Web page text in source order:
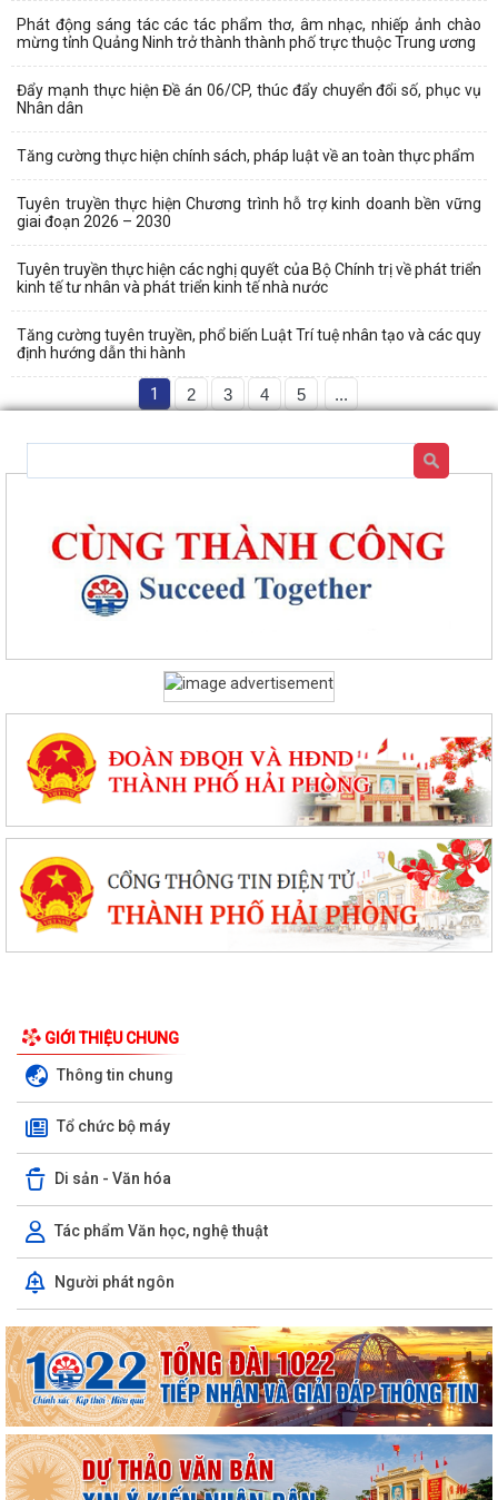
Phát động sáng tác các tác phẩm thơ, âm nhạc, nhiếp ảnh chào
mừng tỉnh Quảng Ninh trở thành thành phố trực thuộc Trung ương
Đẩy mạnh thực hiện Đề án 06/CP, thúc đẩy chuyển đổi số, phục vụ
Nhân dân
Tăng cường thực hiện chính sách, pháp luật về an toàn thực phẩm
Tuyên truyền thực hiện Chương trình hỗ trợ kinh doanh bền vững
giai đoạn 2026 – 2030
Tuyên truyền thực hiện các nghị quyết của Bộ Chính trị về phát triển
kinh tế tư nhân và phát triển kinh tế nhà nước
Tăng cường tuyên truyền, phổ biến Luật Trí tuệ nhân tạo và các quy
định hướng dẫn thi hành
1 2 3 4 5 ...
GIỚI THIỆU CHUNG
Thông tin chung
Tổ chức bộ máy
Di sản - Văn hóa
Tác phẩm Văn học, nghệ thuật
Người phát ngôn
Xã Kiến Thụy tuyên truyền, hướng dẫn cấp giấy phép xây dựng và xử lý
vi phạm trật tự xây dựng đối...
Xã Kiến Thụy kiểm tra tình hình phát sinh sâu cuốn lá nhỏ lứa 5 và các
sinh vật gây hại trên các...
Xã Kiến Thụy triển khai đợt cao điểm "90 ngày tăng tốc - về đích khám
sức khỏe toàn dân năm 2026"...
Xã Kiến Thụy: Tổ chức hội nghị hướng dẫn cài đặt và sử dụng ứng
dụng eTax Mobile
Phát động sáng tác các tác phẩm thơ, âm nhạc, nhiếp ảnh chào mừng
tỉnh Quảng Ninh trở thành thành...
Đẩy mạnh thực hiện Đề án 06/CP, thúc đẩy chuyển đổi số, phục vụ
Nhân dân